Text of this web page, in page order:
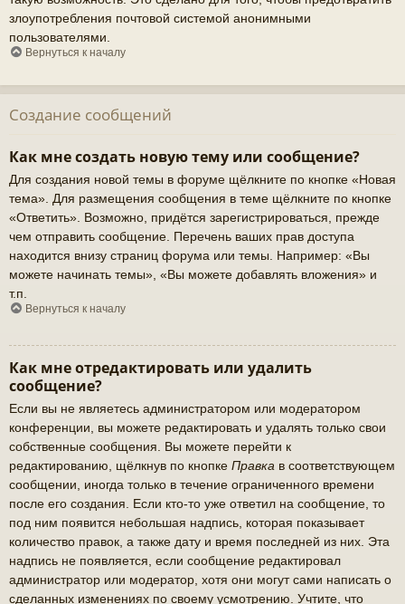
злоупотребления почтовой системой анонимными
пользователями.
Вернуться к началу
Создание сообщений
Как мне создать новую тему или сообщение?
Для создания новой темы в форуме щёлкните по кнопке «Новая
тема». Для размещения сообщения в теме щёлкните по кнопке
«Ответить». Возможно, придётся зарегистрироваться, прежде
чем отправить сообщение. Перечень ваших прав доступа
находится внизу страниц форума или темы. Например: «Вы
можете начинать темы», «Вы можете добавлять вложения» и
т.п.
Вернуться к началу
Как мне отредактировать или удалить
сообщение?
Если вы не являетесь администратором или модератором
конференции, вы можете редактировать и удалять только свои
собственные сообщения. Вы можете перейти к
редактированию, щёлкнув по кнопке Правка в соответствующем
сообщении, иногда только в течение ограниченного времени
после его создания. Если кто-то уже ответил на сообщение, то
под ним появится небольшая надпись, которая показывает
количество правок, а также дату и время последней из них. Эта
надпись не появляется, если сообщение редактировал
администратор или модератор, хотя они могут сами написать о
сделанных изменениях по своему усмотрению. Учтите, что